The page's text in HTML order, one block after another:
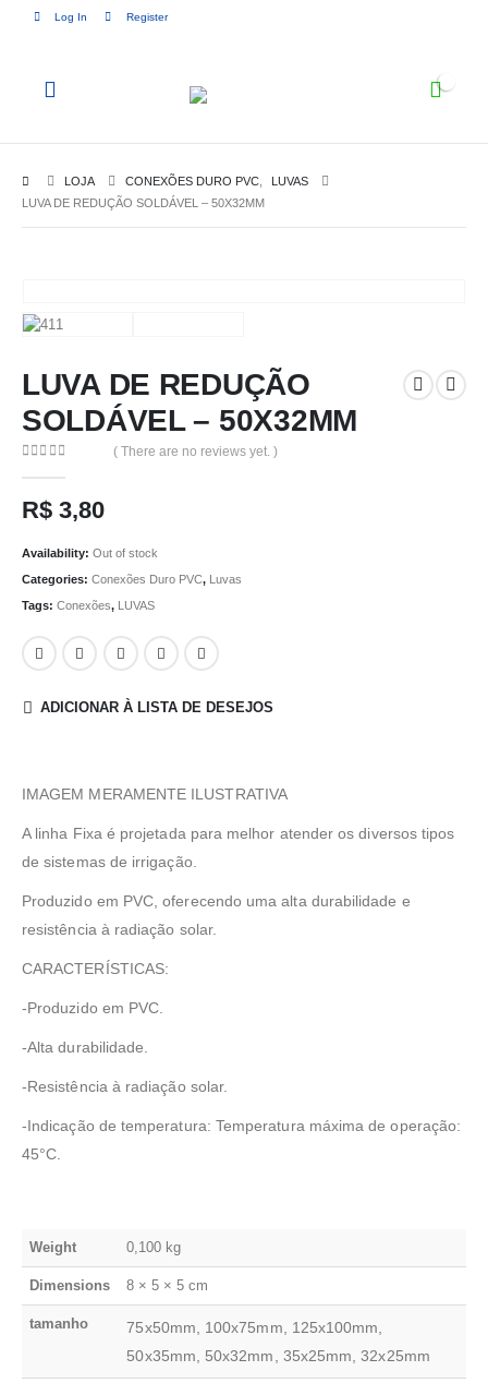
Log In Register
LOJA CONEXÕES DURO PVC
LUVAS
LUVA DE REDUÇÃO SOLDÁVEL – 50X32MM
LUVA DE REDUÇÃO
SOLDÁVEL – 50X32MM
( There are no reviews yet. )
R$ 3,80
Availability: Out of stock
Categories: Conexões Duro PVC, Luvas
Tags: Conexões, LUVAS
ADICIONAR À LISTA DE DESEJOS
IMAGEM MERAMENTE ILUSTRATIVA
A linha Fixa é projetada para melhor atender os diversos tipos
de sistemas de irrigação.
Produzido em PVC, oferecendo uma alta durabilidade e
resistência à radiação solar.
CARACTERÍSTICAS:
-Produzido em PVC.
-Alta durabilidade.
-Resistência à radiação solar.
-Indicação de temperatura: Temperatura máxima de operação:
45°C.
Weight 0,100 kg
Dimensions 8 × 5 × 5 cm
tamanho
75x50mm, 100x75mm, 125x100mm,
50x35mm, 50x32mm, 35x25mm, 32x25mm